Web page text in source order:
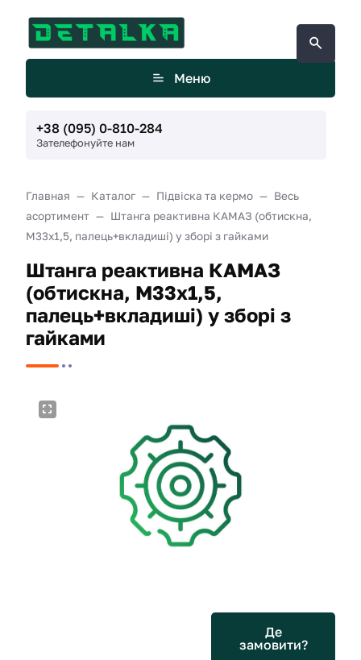
Меню
+38 (095) 0-810-284
Зателефонуйте нам
Главная Каталог Підвіска та кермо
Весь
асортимент
Штанга реактивна КАМАЗ (обтискна,
М33х1,5, палець+вкладиші) у зборі з гайками
Штанга реактивна КАМАЗ
(обтискна, М33х1,5,
палець+вкладиші) у зборі з
гайками
Де
замовити?